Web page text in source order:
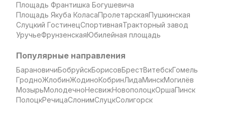
Площадь Франтишка Богушевича
Площадь Якуба КоласаПролетарскаяПушкинская
Слуцкий ГостинецСпортивнаяТракторный завод
УручьеФрунзенскаяЮбилейная площадь
Популярные направления
БарановичиБобруйскБорисовБрестВитебскГомель
ГродноЖлобинЖодиноКобринЛидаМинскМогилёв
МозырьМолодечноНесвижНовополоцкОршаПинск
ПолоцкРечицаСлонимСлуцкСолигорск